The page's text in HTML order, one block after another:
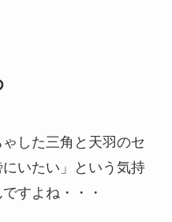
した三角と天羽のセ
いたい」という気持
すよね・・・